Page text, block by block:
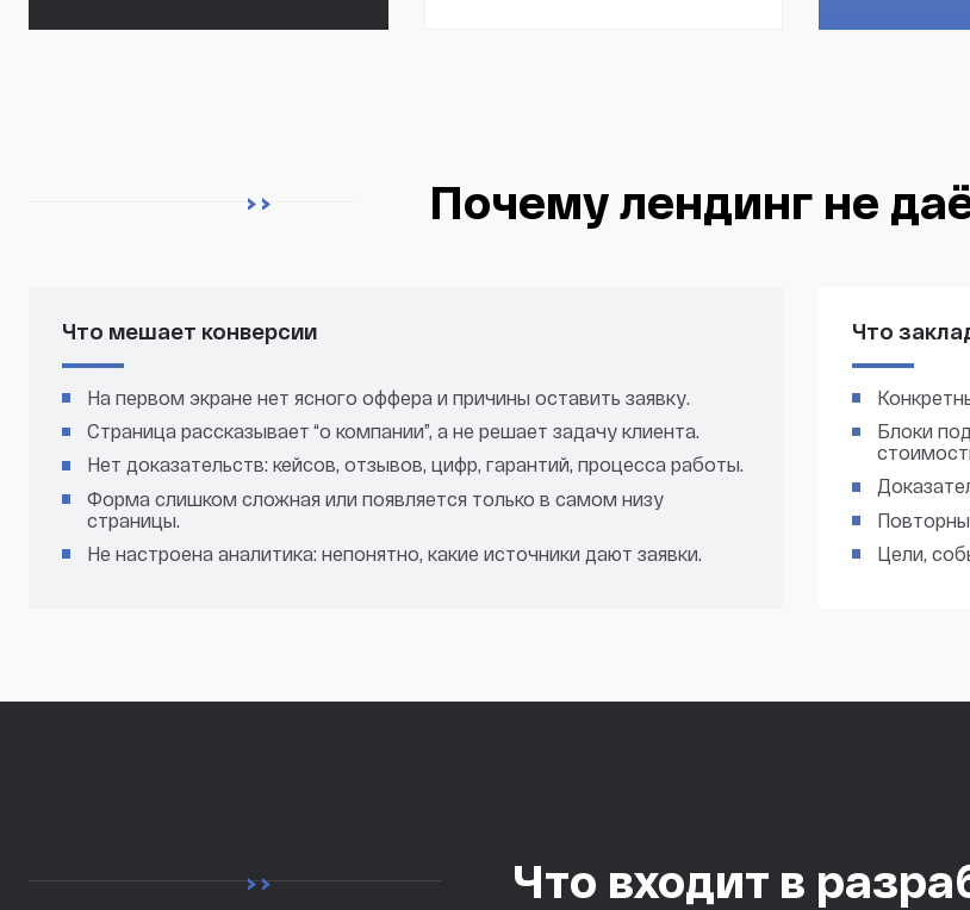
Почему лендинг не
Что мешает конверсии
На первом экране нет ясного оффера и причины оставить заявку.
Страница рассказывает “о компании”, а не решает задачу клиента.
Нет доказательств: кейсов, отзывов, цифр, гарантий, процесса работы.
Форма слишком сложная или появляется только в самом низу
страницы.
Не настроена аналитика: непонятно, какие источники дают заявки.
Что
Блоки
Цели,
Что входит в